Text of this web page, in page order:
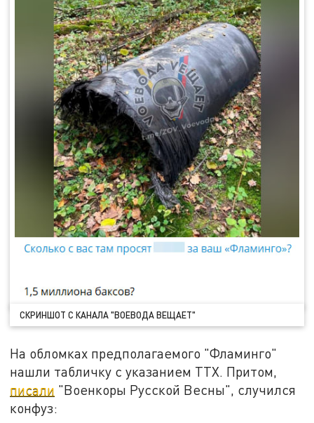
СКРИНШОТ С КАНАЛА "ВОЕВОДА ВЕЩАЕТ"
На обломках предполагаемого "Фламинго"
нашли табличку с указанием ТТХ. Притом,
писали "Военкоры Русской Весны", случился
конфуз: